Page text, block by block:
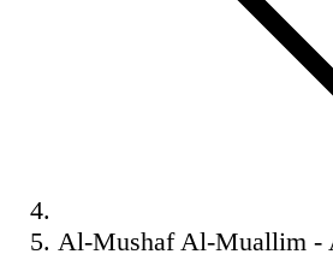
Al-Mushaf Al-Muallim -